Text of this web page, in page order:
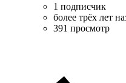
1 подписчик
более трёх лет
391 просмотр